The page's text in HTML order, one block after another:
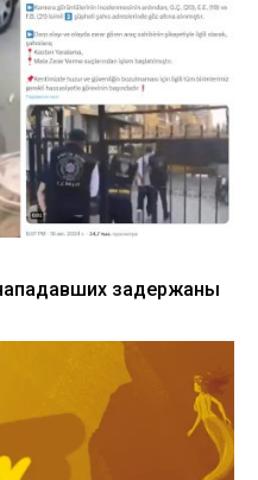
задержаны